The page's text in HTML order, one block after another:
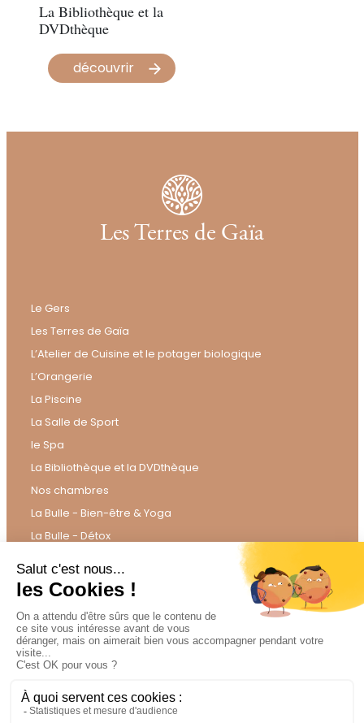
La Bibliothèque et la
DVDthèque
découvrir
Les Terres de Gaïa
Le Gers
Les Terres de Gaïa
L’Atelier de Cuisine et le potager biologique
L’Orangerie
La Piscine
La Salle de Sport
le Spa
La Bibliothèque et la DVDthèque
Nos chambres
La Bulle - Bien-être & Yoga
La Bulle - Détox
La Bulle - Gyrokinesis®
Week-end Escapade Gourmande
Cours Privés et Collectifs